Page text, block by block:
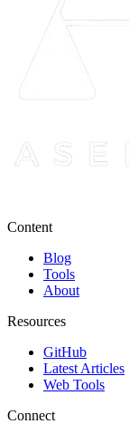
Content
Blog
Tools
About
Resources
GitHub
Latest Articles
Web Tools
Connect